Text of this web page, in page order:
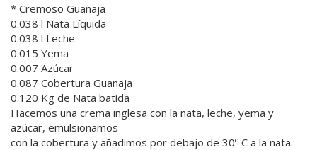
* Cremoso Guanaja
0.038 l Nata Líquida
0.038 l Leche
0.015 Yema
0.007 Azúcar
0.087 Cobertura Guanaja
0.120 Kg de Nata batida
Hacemos una crema inglesa con la nata, leche, yema y
azúcar, emulsionamos
con la cobertura y añadimos por debajo de 30º C a la nata.